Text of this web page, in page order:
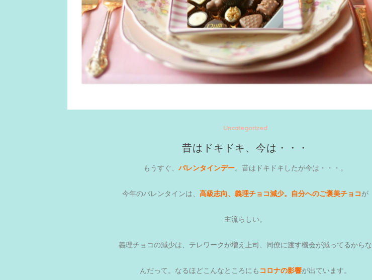
Uncategorized
昔はドキドキ、今は・・・
もうすぐ、 バレンタインデー。昔はドキドキしたが今は・・・。
今年のバレンタインは、 高級志向、義理チョコ減少。自分へのご褒美チョコが
主流らしい。
義理チョコの減少は、テレワークが増え上司、同僚に渡す機会が減ってるからな
んだって。なるほどこんなところにも コロナの影響が出ています。